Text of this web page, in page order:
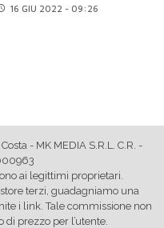
16 GIU 2022 - 09:26
- MK MEDIA S.R.L. C.R. -
ai legittimi proprietari.
terzi, guadagniamo una
i link. Tale commissione non
prezzo per l’utente.